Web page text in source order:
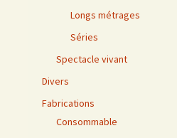
Longs métrages
Séries
Spectacle vivant
Divers
Fabrications
Consommable